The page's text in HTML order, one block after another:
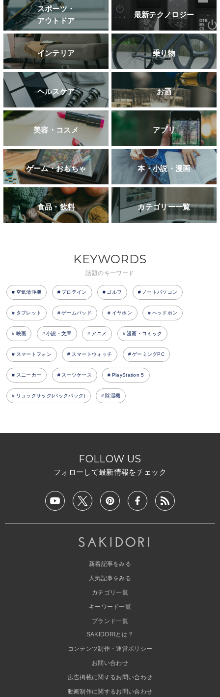
スポーツ・
アウトドア
最新テクノロジー
インテリア 乗り物
ヘルスケア お酒
美容・コスメ アプリ
ゲーム・おもちゃ 本・小説・漫画
食品・飲料 カテゴリー一覧
KEYWORDS
話題のキーワード
空気清浄機 プロテイン ゴルフ ノートパソコン
タブレット ゲームパッド イヤホン ヘッドホン
映画 小説・文庫 アニメ 漫画・コミック
スマートフォン スマートウォッチ ゲーミングPC
スニーカー スーツケース PlayStation 5
リュックサック(バックパック) 除湿機
FOLLOW US
フォローして最新情報をチェック
新着記事をみる
人気記事をみる
カテゴリ一覧
キーワード一覧
ブランド一覧
SAKIDORIとは？
コンテンツ制作・運営ポリシー
お問い合わせ
広告掲載に関するお問い合わせ
動画制作に関するお問い合わせ